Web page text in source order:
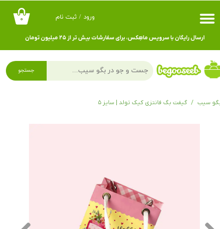
۰ ورود / ثبت نام
حساب کاربری من
تغییر گذر واژه
سفارشات
ارسال رایگان با سرویس ماهِکس، برای سفارشات بیش تر از ۲۵ میلیون تومان
جستجو
سیب گیفت بگ فانتزی کیک تولد | سایز ۵